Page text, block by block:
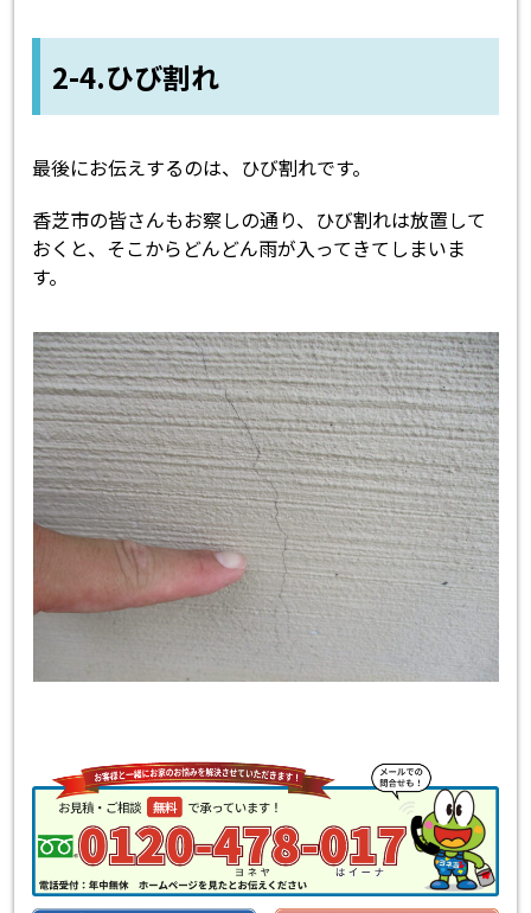
2-4.ひび割れ
最後にお伝えするのは、ひび割れです。
香芝市の皆さんもお察しの通り、ひび割れは放置して
おくと、そこからどんどん雨が入ってきてしまいま
す。